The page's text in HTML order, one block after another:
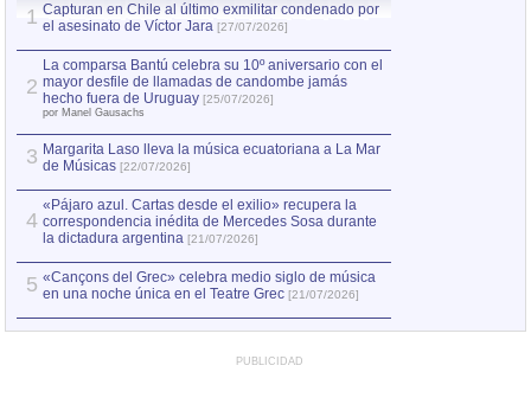
1 Capturan en Chile al último exmilitar condenado por
el asesinato de Víctor Jara [27/07/2026]
2
La comparsa Bantú celebra su 10º aniversario con el
mayor desfile de llamadas de candombe jamás
hecho fuera de Uruguay [25/07/2026]
por Manel Gausachs
3 Margarita Laso lleva la música ecuatoriana a La Mar
de Músicas [22/07/2026]
4
«Pájaro azul. Cartas desde el exilio» recupera la
correspondencia inédita de Mercedes Sosa durante
la dictadura argentina [21/07/2026]
5 «Cançons del Grec» celebra medio siglo de música
en una noche única en el Teatre Grec [21/07/2026]
PUBLICIDAD